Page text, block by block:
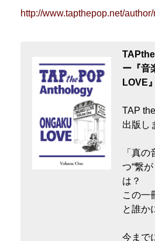
http://www.tapthepop.net/
ー『音
LOVE』
TAP
出版し
「真
つ“繋が
は？
この一
と誰か
今まで